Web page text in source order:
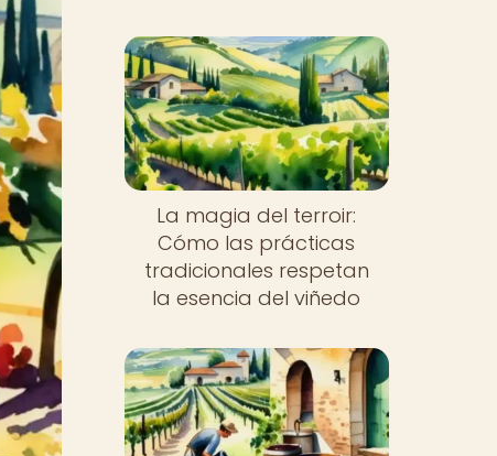
La magia del terroir:
Cómo las prácticas
tradicionales respetan
la esencia del viñedo